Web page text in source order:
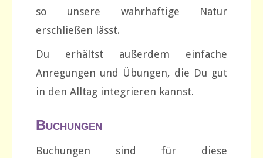
so unsere wahrhaftige Natur
erschließen lässt.
Du erhältst außerdem einfache
Anregungen und Übungen, die Du gut
in den Alltag integrieren kannst.
Buchungen
Buchungen sind für diese